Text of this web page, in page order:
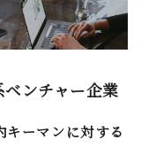
ンチャー企業
ーマンに対する